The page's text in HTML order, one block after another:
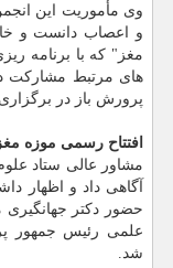
وی مأموریت این
و اعصاب دانست و
مغز" كه با برنامه
های مرتبط مشاركت
پرورش باز در
افتتاح رسمی موزه مغز
مشاور عالی ستاد
آگاهی داد و اظهار
حضور دكتر
علمی رئیس جمهور
شد.